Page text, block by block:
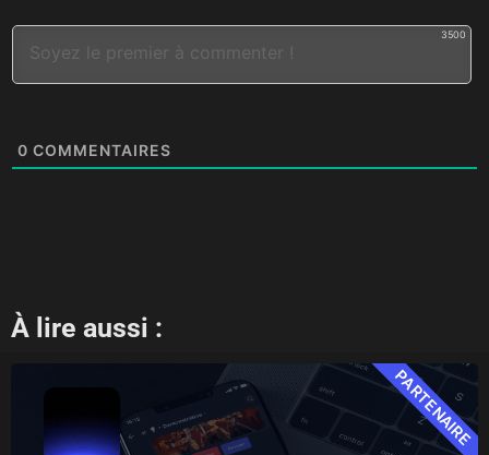
3500
0 COMMENTAIRES
À lire aussi :
PARTENAIRE